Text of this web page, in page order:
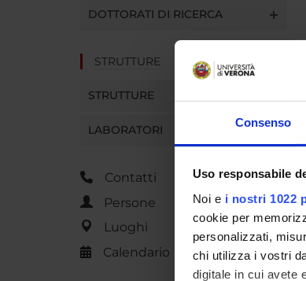
Consenso
Uso responsabile
Noi e i nostri 1022
cookie per
personalizzati,
chi utilizza i vostri
digitale in cui avete
DOTTORATI DI RICERCA
STRUTTURE
STRUTTURE
LABORATORI
Contatti
Persone
Luoghi
Calendario